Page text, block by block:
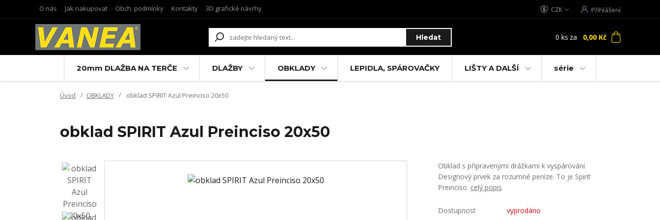
O nás Jak nakupovat Obch. podmínky Kontakty 3D grafické návrhy CZK Přihlášení
Hledat 0 ks za 0,00 Kč
20mm DLAŽBA NA TERČE DLAŽBY OBKLADY LEPIDLA, SPÁROVAČKY LIŠTY A DALŠÍ série
Úvod OBKLADY obklad SPIRIT Azul Preinciso 20x50
obklad SPIRIT Azul Preinciso 20x50
Obklad s připravenými drážkami k vyspárování.
Designový prvek za rozumné peníze. To je Spirit
Preinciso. celý popis
Dostupnost vyprodáno